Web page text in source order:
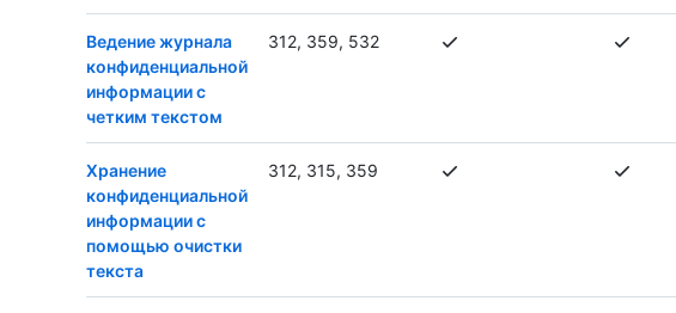
Ведение журнала
конфиденциальной
информации с
четким текстом
312, 359, 532
Хранение
конфиденциальной
информации с
помощью очистки
текста
312, 315, 359